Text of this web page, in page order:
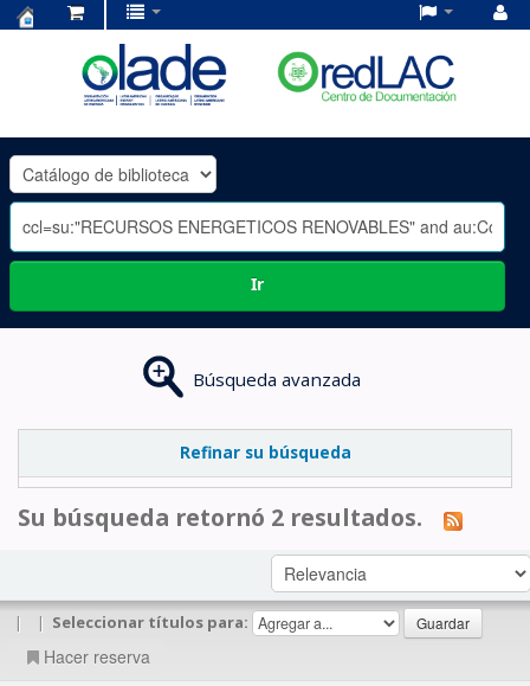
OLADE
-
Ir
Búsqueda avanzada
Refinar su búsqueda
Su búsqueda retornó 2 resultados.
| | Seleccionar títulos para:
Hacer reserva